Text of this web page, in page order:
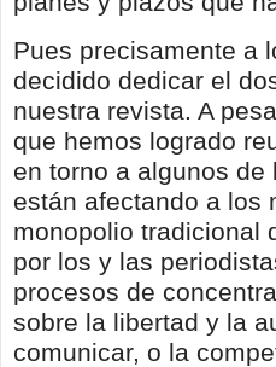
Pues precisamente a
decidido dedicar el
nuestra revista. A
que hemos logrado
en torno a algunos
están afectando a los
monopolio tradicional
por los y las
procesos de
sobre la libertad y la
comunicar, o la